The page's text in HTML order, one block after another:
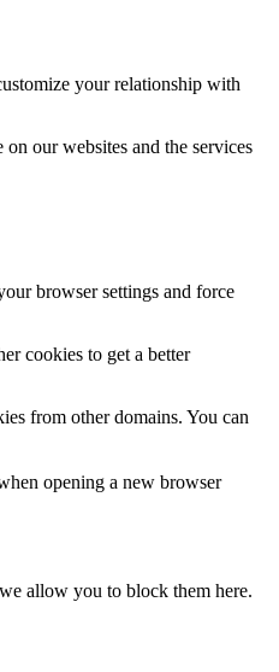
your relationship with
our websites and the services
browser settings and force
cookies to get a better
from other domains. You can
opening a new browser
allow you to block them here.